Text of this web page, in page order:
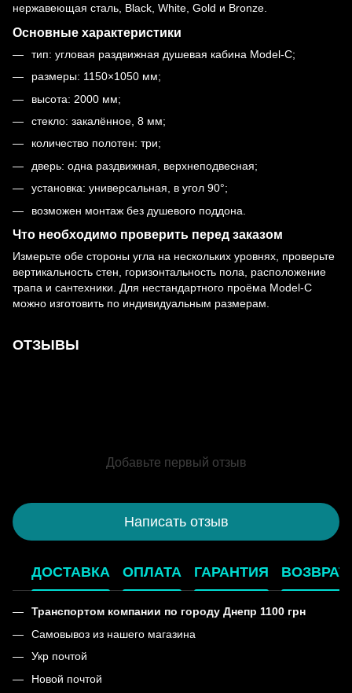
нержавеющая сталь, Black, White, Gold и Bronze.
Основные характеристики
тип: угловая раздвижная душевая кабина Model-C;
размеры: 1150×1050 мм;
высота: 2000 мм;
стекло: закалённое, 8 мм;
количество полотен: три;
дверь: одна раздвижная, верхнеподвесная;
установка: универсальная, в угол 90°;
возможен монтаж без душевого поддона.
Что необходимо проверить перед заказом
Измерьте обе стороны угла на нескольких уровнях, проверьте
вертикальность стен, горизонтальность пола, расположение
трапа и сантехники. Для нестандартного проёма Model-C
можно изготовить по индивидуальным размерам.
ОТЗЫВЫ
Добавьте первый отзыв
Написать отзыв
ДОСТАВКА ОПЛАТА ГАРАНТИЯ ВОЗВРАТ
Транспортом компании по городу Днепр 1100 грн
Самовывоз из нашего магазина
Укр почтой
Новой почтой